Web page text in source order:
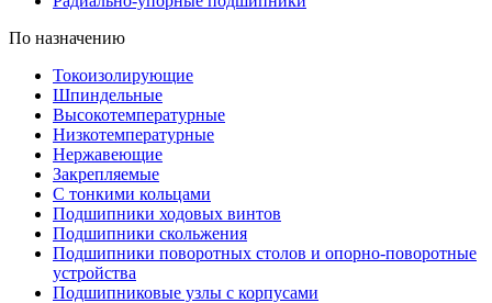
По назначению
Токоизолирующие
Шпиндельные
Высокотемпературные
Низкотемпературные
Нержавеющие
Закрепляемые
С тонкими кольцами
Подшипники ходовых винтов
Подшипники скольжения
Подшипники поворотных столов и опорно-поворотные
устройства
Подшипниковые узлы с корпусами